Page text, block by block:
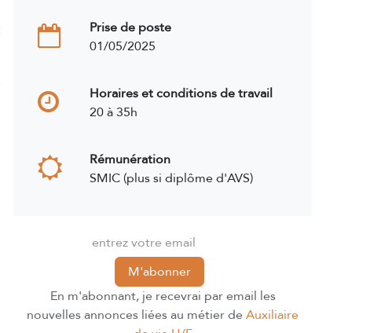
Prise de poste
01/05/2025
Horaires et conditions de travail
20 à 35h
Rémunération
SMIC (plus si diplôme d'AVS)
M'abonner
En m'abonnant, je recevrai par email les
nouvelles annonces liées au métier de Auxiliaire